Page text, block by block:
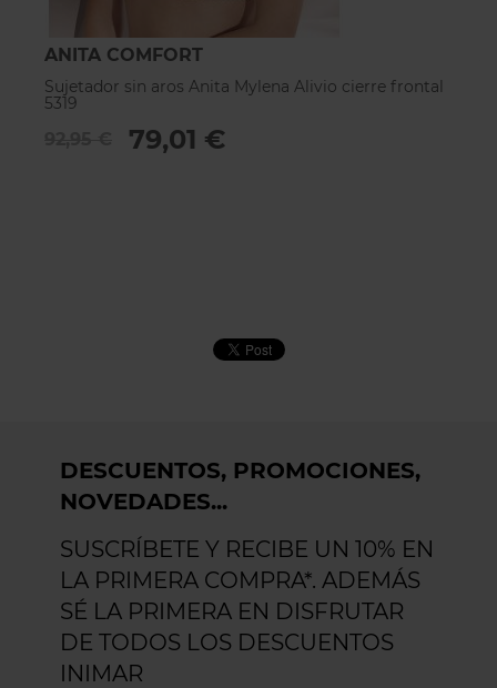
ANITA COMFORT
Sujetador sin aros Anita Mylena Alivio cierre frontal
5319
79,01 €
DESCUENTOS, PROMOCIONES,
NOVEDADES...
SUSCRÍBETE Y RECIBE UN 10% EN
LA PRIMERA COMPRA*. ADEMÁS
SÉ LA PRIMERA EN DISFRUTAR
DE TODOS LOS DESCUENTOS
INIMAR